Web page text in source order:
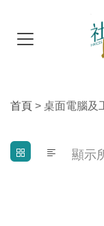
首頁 > 桌面電腦及
顯示